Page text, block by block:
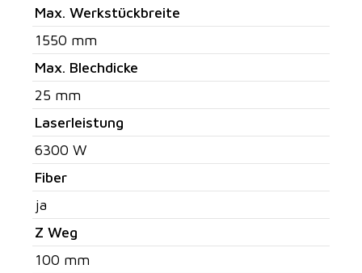
Max. Werkstückbreite
1550 mm
Max. Blechdicke
25 mm
Laserleistung
6300 W
Fiber
ja
Z Weg
100 mm